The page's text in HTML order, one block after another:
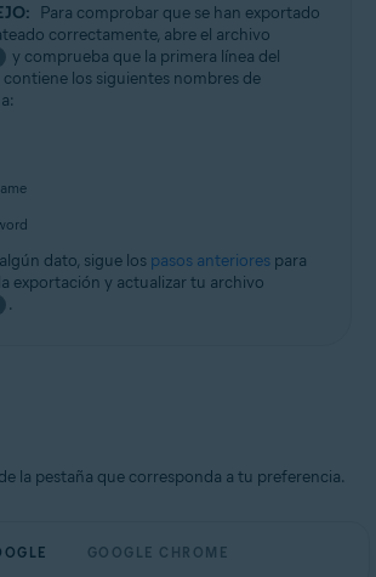
Para comprobar que se han exportado
correctamente, abre el archivo
y comprueba que la primera línea del
los siguientes nombres de
dato, sigue los pasos anteriores para
exportación y actualizar tu archivo
.
la pestaña que corresponda a tu preferencia.
GOOGLE CHROME